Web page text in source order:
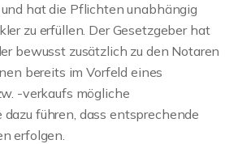
hat die Pflichten unabhängig
zu erfüllen. Der Gesetzgeber hat
bewusst zusätzlich zu den Notaren
bereits im Vorfeld eines
-verkaufs mögliche
führen, dass entsprechende
erfolgen.